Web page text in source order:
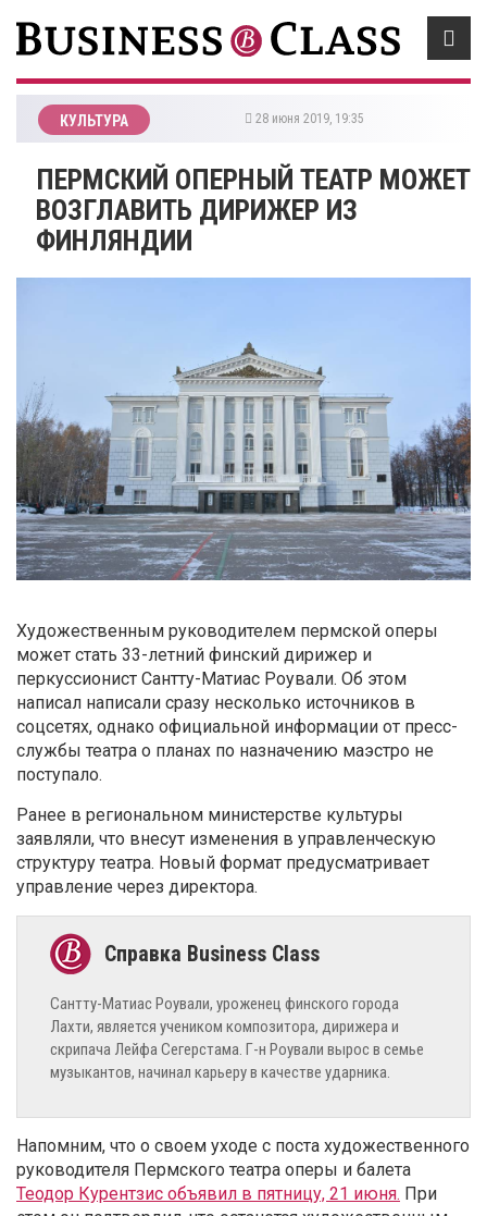
КУЛЬТУРА 28 июня 2019, 19:35
ПЕРМСКИЙ ОПЕРНЫЙ ТЕАТР МОЖЕТ
ВОЗГЛАВИТЬ ДИРИЖЕР ИЗ
ФИНЛЯНДИИ
Художественным руководителем пермской оперы
может стать 33-летний финский дирижер и
перкуссионист Сантту-Матиас Роували. Об этом
написал написали сразу несколько источников в
соцсетях, однако официальной информации от пресс-
службы театра о планах по назначению маэстро не
поступало.
Ранее в региональном министерстве культуры
заявляли, что внесут изменения в управленческую
структуру театра. Новый формат предусматривает
управление через директора.
Сантту-Матиас Роували, уроженец финского города
Лахти, является учеником композитора, дирижера и
скрипача Лейфа Сегерстама. Г-н Роували вырос в семье
музыкантов, начинал карьеру в качестве ударника.
Напомним, что о своем уходе с поста художественного
руководителя Пермского театра оперы и балета
Теодор Курентзис объявил в пятницу, 21 июня. При